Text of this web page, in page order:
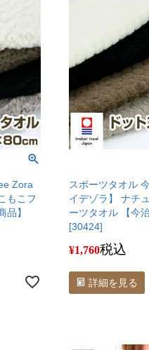
Zora
もこフ
品】
スポーツタオル
イデゾラ】 ナチ
ーツタオル 【今
[30424]
¥1,760税込
詳細を見る